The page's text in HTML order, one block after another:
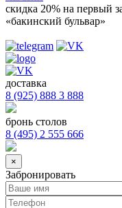
скидка 20% на первый
«бакинский бульвар»
доставка
8 (925) 888 3 888
бронь столов
8 (495) 2 555 666
×
Забронировать